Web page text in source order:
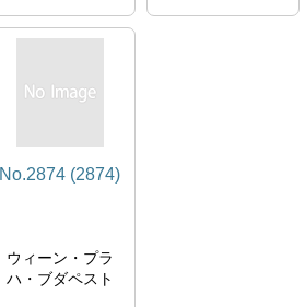
No.2874 (2874)
ウィーン・プラ
ハ・ブダペスト